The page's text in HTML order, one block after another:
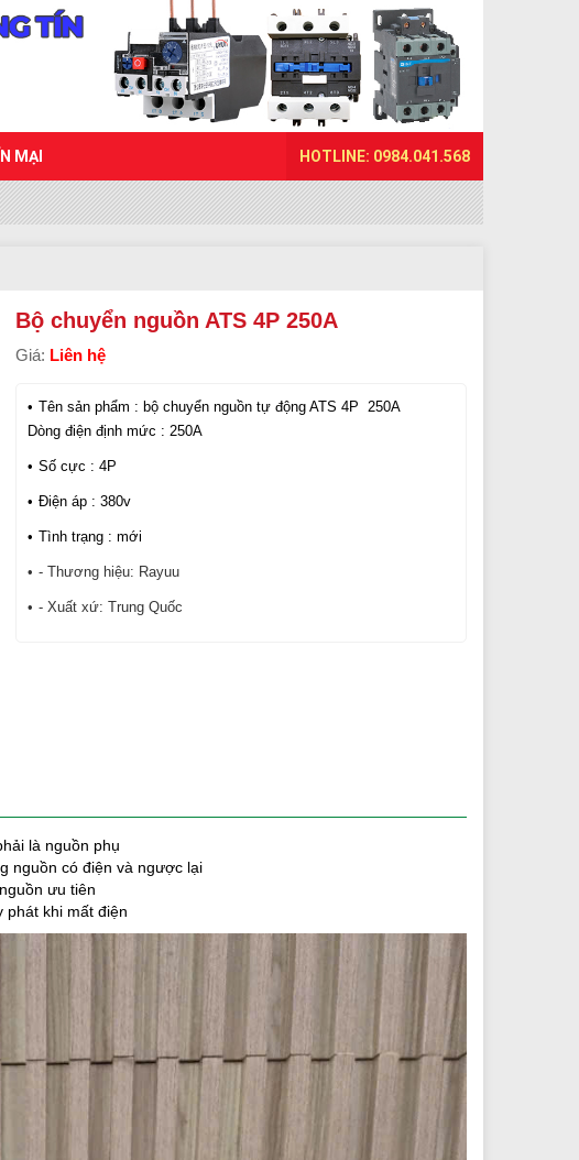
MẠI HOTLINE: 0984.041.568
Bộ chuyển nguồn ATS 4P 250A
Giá: Liên hệ
Tên sản phẩm : bộ chuyển nguồn tự động ATS 4P 250A
Dòng điện định mức : 250A
Số cực : 4P
Điện áp : 380v
Tình trạng : mới
- Thương hiệu: Rayuu
- Xuất xứ: Trung Quốc
là nguồn phụ
nguồn có điện và ngược lại
ưu tiên
phát khi mất điện